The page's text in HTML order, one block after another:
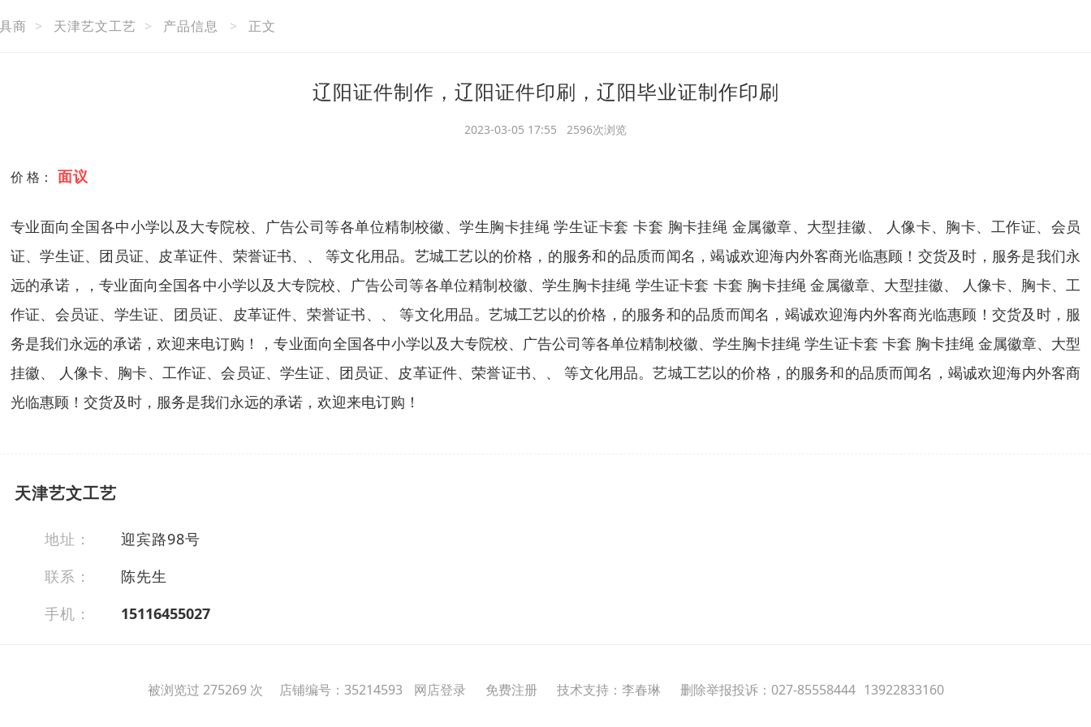
商 > 天津艺文工艺 > 产品信息 > 正文
辽阳证件制作，辽阳证件印刷，辽阳毕业证制作印刷
2023-03-05 17:55 2596次浏览
价 格： 面议
专业面向全国各中小学以及大专院校、广告公司等各单位精制校徽、学生胸卡挂绳 学生证卡套 卡套 胸卡挂绳 金属徽章、大型挂徽、 人像卡、胸卡、工作证、会员
证、学生证、团员证、皮革证件、荣誉证书、、 等文化用品。艺城工艺以的价格，的服务和的品质而闻名，竭诚欢迎海内外客商光临惠顾！交货及时，服务是我们永
远的承诺，，专业面向全国各中小学以及大专院校、广告公司等各单位精制校徽、学生胸卡挂绳 学生证卡套 卡套 胸卡挂绳 金属徽章、大型挂徽、 人像卡、胸卡、工
作证、会员证、学生证、团员证、皮革证件、荣誉证书、、 等文化用品。艺城工艺以的价格，的服务和的品质而闻名，竭诚欢迎海内外客商光临惠顾！交货及时，服
务是我们永远的承诺，欢迎来电订购！，专业面向全国各中小学以及大专院校、广告公司等各单位精制校徽、学生胸卡挂绳 学生证卡套 卡套 胸卡挂绳 金属徽章、大型
挂徽、 人像卡、胸卡、工作证、会员证、学生证、团员证、皮革证件、荣誉证书、、 等文化用品。艺城工艺以的价格，的服务和的品质而闻名，竭诚欢迎海内外客商
光临惠顾！交货及时，服务是我们永远的承诺，欢迎来电订购！
天津艺文工艺
地址：
迎宾路98号
联系：
陈先生
手机：
15116455027
被浏览过 275269 次 店铺编号：35214593 网店登录 免费注册 技术支持：李春琳 删除举报投诉：027-85558444 13922833160